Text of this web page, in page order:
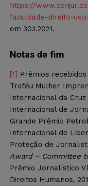
https://
faculdade-direito-
em 30.1.2021.
Notas de fim
[1] Prêmios
Troféu Mulher
Internacional da Cruz
Internacional de
Grande Prêmio
Internacional de
Proteção de
Award – Committee
Prêmio Jornalístico
Direitos Humanos,